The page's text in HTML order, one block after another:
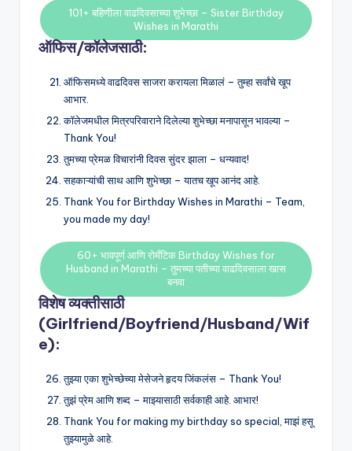
101+ बहिणीला वाढदिवसाच्या शुभेच्छा – Sister Birthday
Wishes in Marathi
ऑफिस/कॉलेजसाठी:
ऑफिसमध्ये वाढदिवस साजरा करायला मिळालं – तुम्हा सर्वांचे खूप
आभार.
कॉलेजमधील मित्रपरिवाराने दिलेल्या शुभेच्छा मनापासून भावल्या –
Thank You!
तुमच्या प्रेमळ विचारांनी दिवस सुंदर झाला – धन्यवाद!
सहकाऱ्यांची साथ आणि शुभेच्छा – यातच खूप आनंद आहे.
Thank You for Birthday Wishes in Marathi – Team,
you made my day!
60+ भावपूर्ण आणि रोमँटिक Birthday Wishes for
Husband in Marathi – तुमच्या पतीच्या वाढदिवसाला खास
बनवा
विशेष व्यक्तीसाठी
(Girlfriend/Boyfriend/Husband/Wif
e):
तुझ्या एका शुभेच्छेच्या मेसेजने हृदय जिंकलंस – Thank You!
तुझं प्रेम आणि शब्द – माझ्यासाठी सर्वकाही आहे. आभार!
Thank You for making my birthday so special, माझं हसू
तुझ्यामुळे आहे.